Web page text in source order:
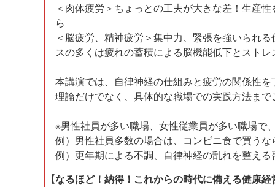
＜肉体疲労＞ちょっとの工夫が大きな差！生産
ら
＜脳疲労、精神疲労＞集中力、緊張を強いられ
スの多くは疲れの蓄積による脳機能低下とスト
本講演では、自律神経の仕組みと疲労の関係性
理論だけでなく、具体的な職場での実践方法ま
※男性社員が多い職場、女性従業員が多い職場で
例）男性社員多数の場合は、コンビニ食で買う
例）更年期による不調、自律神経の乱れを整え
【なるほど！納得！これからの時代に備える健